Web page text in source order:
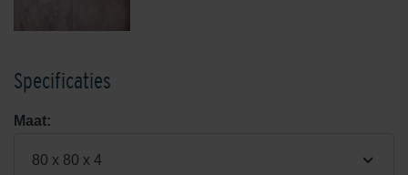
Specificaties
Maat:
80 x 80 x 4